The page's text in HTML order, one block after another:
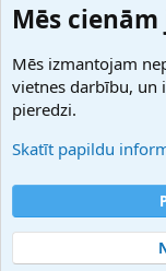
Domainforum.ro
27.be
Hostmaria
Atbalsts
Palīdzība
Noteikumi un nosacījumi
Privātuma politika
Mēs
Mēs izmantojam
vietnes darbību, un
pieredzi.
Skatīt papildu